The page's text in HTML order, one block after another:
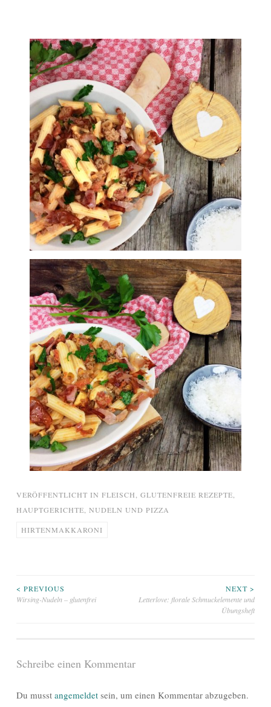
VERÖFFENTLICHT IN FLEISCH GLUTENFREIE REZEPTE
HAUPTGERICHTE NUDELN UND PIZZA
HIRTENMAKKARONI
Beitragsnavigation
< PREVIOUS
Wirsing-Nudeln – glutenfrei
NEXT >
Letterlove: florale Schmuckelemente und
Übungsheft
Schreibe einen Kommentar
Du musst angemeldet sein, um einen Kommentar abzugeben.